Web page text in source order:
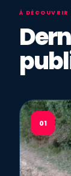
À DÉCOUVRIR
01